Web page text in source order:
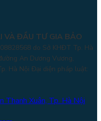
VÀ ĐẦU TƯ GIA BẢO
do Sở KHĐT Tp. Hà
An Dương Vương,
Hà Nội Đại diện pháp luật:
Thanh Xuân, Tp. Hà Nội